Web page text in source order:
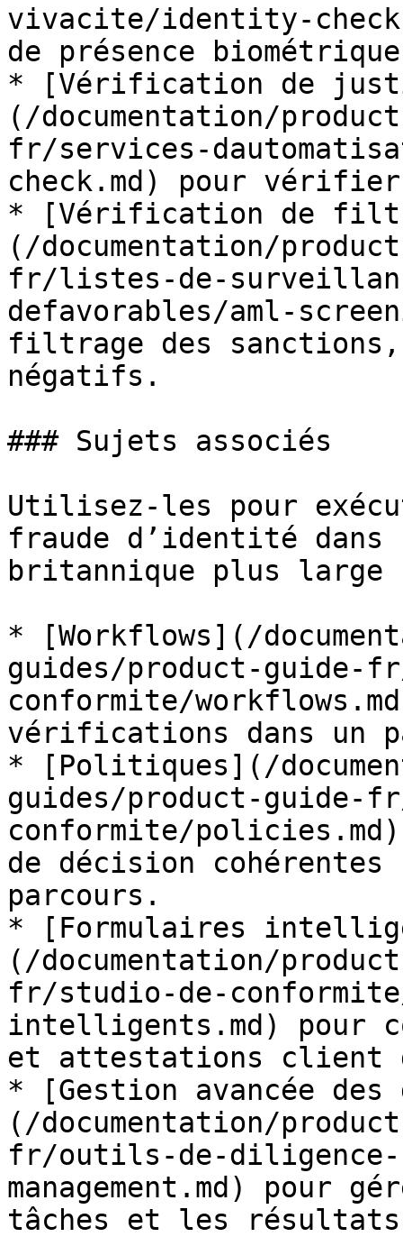
vivacite/identity-
de présence
* [Vérification de
(/documentation/
fr/services-
check.md) pour
* [Vérification de
(/documentation/
fr/listes-de-
defavorables/aml-
filtrage des sanctions,
négatifs.
### Sujets associés
Utilisez-les pour
fraude d’identité dans
britannique plus large
* [Workflows](/
guides/product-guide-
conformite/
vérifications dans un
* [Politiques](/
guides/product-guide-
conformite/
de décision cohérentes
parcours.
* [Formulaires
(/documentation/
fr/studio-de-
intelligents.md) pour
et attestations client
* [Gestion avancée
(/documentation/
fr/outils-de-diligence-
management.md) pour
tâches et les résultats